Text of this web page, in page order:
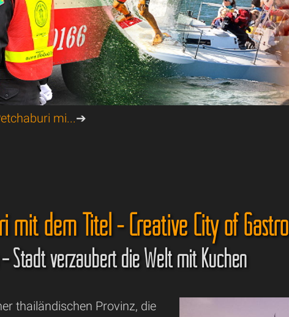
mi...➔
mit dem Titel - Creative City of
Stadt verzaubert die Welt mit Kuchen
thailändischen Provinz, die